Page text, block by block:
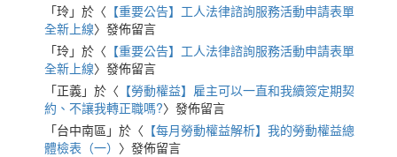
「玲」於〈 【重要公告】工人法律諮詢服務活動申請表單
全新上線〉發佈留言
「玲」於〈 【重要公告】工人法律諮詢服務活動申請表單
全新上線〉發佈留言
「正義」於〈 【勞動權益】雇主可以一直和我續簽定期契
約、不讓我轉正職嗎?〉發佈留言
「台中南區 」於〈 【每月勞動權益解析】我的勞動權益總
體檢表（一） 〉發佈留言